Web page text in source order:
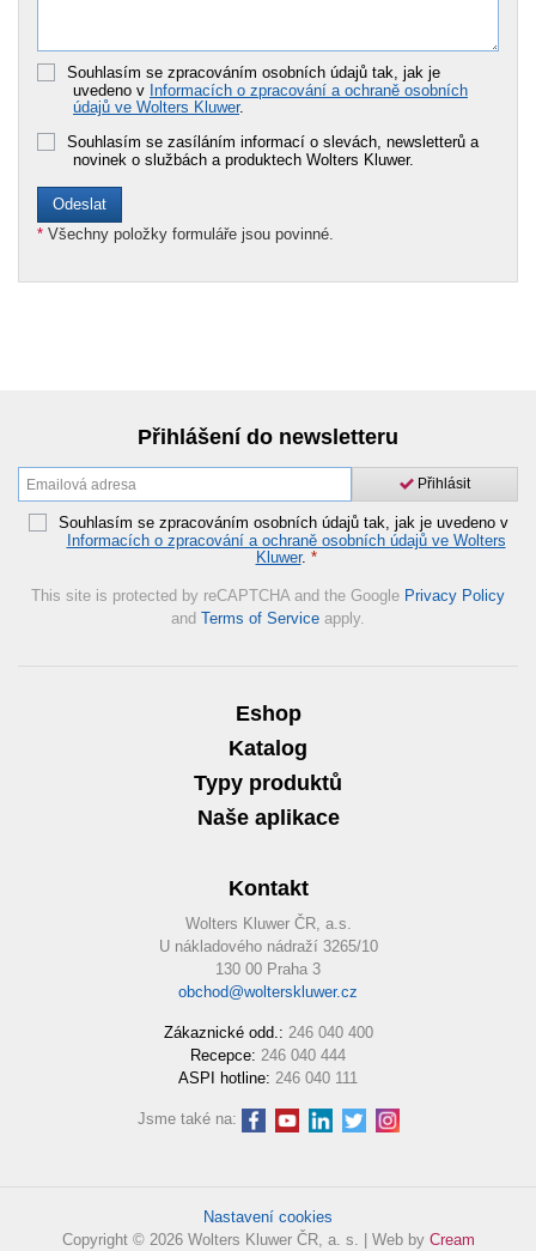
Souhlasím se zpracováním osobních údajů tak, jak je
uvedeno v Informacích o zpracování a ochraně osobních
údajů ve Wolters Kluwer.
Souhlasím se zasíláním informací o slevách, newsletterů a
novinek o službách a produktech Wolters Kluwer.
* Všechny položky formuláře jsou povinné.
Přihlášení do newsletteru
Přihlásit
Souhlasím se zpracováním osobních údajů tak, jak je uvedeno v
Informacích o zpracování a ochraně osobních údajů ve Wolters
Kluwer. *
This site is protected by reCAPTCHA and the Google Privacy Policy
and Terms of Service apply.
Eshop
Katalog
Typy produktů
Naše aplikace
Kontakt
Wolters Kluwer ČR, a.s.
U nákladového nádraží 3265/10
130 00 Praha 3
obchod@wolterskluwer.cz
Zákaznické odd.: 246 040 400
Recepce: 246 040 444
ASPI hotline: 246 040 111
Jsme také na:
Nastavení cookies
Copyright © 2026 Wolters Kluwer ČR, a. s. | Web by Cream